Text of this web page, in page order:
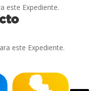
este Expediente.
este Expediente.